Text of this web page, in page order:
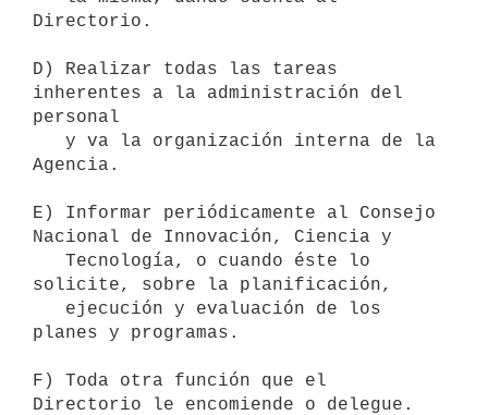
Directorio.
D) Realizar todas las tareas
inherentes a la administración del
personal
Agencia.
E) Informar periódicamente al Consejo
Nacional de Innovación, Ciencia y
solicite, sobre la planificación,
planes y programas.
F) Toda otra función que el